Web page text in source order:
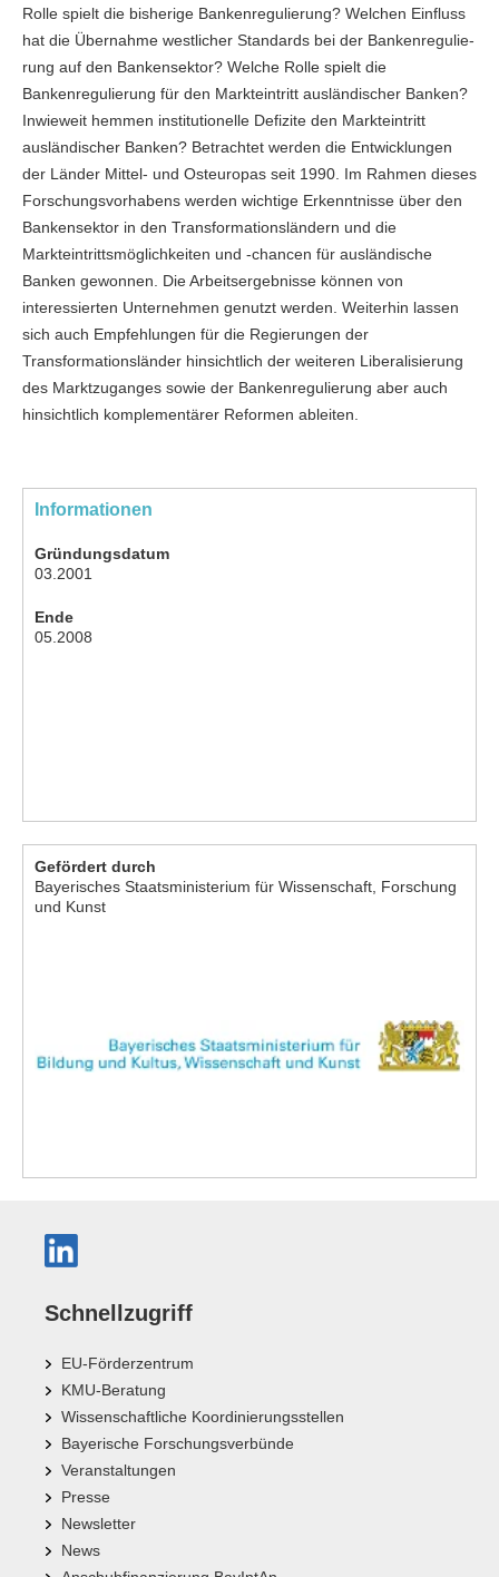
Rolle spielt die bisherige Bankenregulierung? Welchen Einfluss
hat die Übernahme westlicher Standards bei der Bankenregulie-
rung auf den Bankensektor? Welche Rolle spielt die
Bankenregulierung für den Markteintritt ausländischer Banken?
Inwieweit hemmen institutionelle Defizite den Markteintritt
ausländischer Banken? Betrachtet werden die Entwicklungen
der Länder Mittel- und Osteuropas seit 1990. Im Rahmen dieses
Forschungsvorhabens werden wichtige Erkenntnisse über den
Bankensektor in den Transformationsländern und die
Markteintrittsmöglichkeiten und -chancen für ausländische
Banken gewonnen. Die Arbeitsergebnisse können von
interessierten Unternehmen genutzt werden. Weiterhin lassen
sich auch Empfehlungen für die Regierungen der
Transformationsländer hinsichtlich der weiteren Liberalisierung
des Marktzuganges sowie der Bankenregulierung aber auch
hinsichtlich komplementärer Reformen ableiten.
Informationen
Gründungsdatum
03.2001
Ende
05.2008
Gefördert durch
Bayerisches Staatsministerium für Wissenschaft, Forschung
und Kunst
Schnellzugriff
EU-Förderzentrum
KMU-Beratung
Wissenschaftliche Koordinierungsstellen
Bayerische Forschungsverbünde
Veranstaltungen
Presse
Newsletter
News